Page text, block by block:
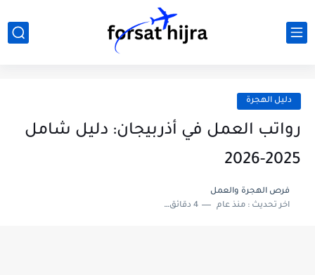
دليل الهجرة
رواتب العمل في أذربيجان: دليل شامل
2025-2026
فرص الهجرة والعمل
اخر تحديث :منذ عام 4 دقائق للقراءة